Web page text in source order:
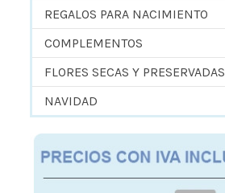
REGALOS PARA NACIMIENTO
COMPLEMENTOS
FLORES SECAS Y PRESERVADAS
NAVIDAD